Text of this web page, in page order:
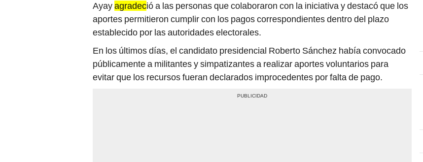
Ayayagradeció a las personas que colaboraron con la iniciativa y destacó que los
aportes permitieron cumplir con los pagos correspondientes dentro del plazo
establecido por las autoridades electorales.
En los últimos días, el candidato presidencial Roberto Sánchez había convocado
públicamente a militantes y simpatizantes a realizar aportes voluntarios para
evitar que los recursos fueran declarados improcedentes por falta de pago.